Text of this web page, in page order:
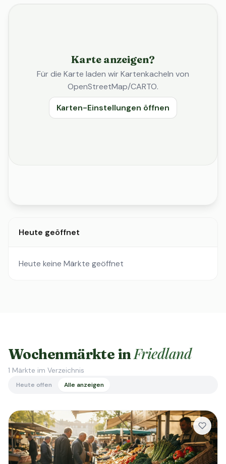
Karte anzeigen?
Für die Karte laden wir Kartenkacheln von
OpenStreetMap/CARTO.
Karten-Einstellungen öffnen
Heute geöffnet
Heute keine Märkte geöffnet
Wochenmärkte inFriedland
1 Märkte im Verzeichnis
Heute offen Alle anzeigen